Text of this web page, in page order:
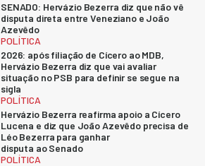
SENADO: Hervázio Bezerra diz que não vê
disputa direta entre Veneziano e João
Azevêdo
POLÍTICA
2026: após filiação de Cícero ao MDB,
Hervázio Bezerra diz que vai avaliar
situação no PSB para definir se segue na
sigla
POLÍTICA
Hervázio Bezerra reafirma apoio a Cícero
Lucena e diz que João Azevêdo precisa de
Léo Bezerra para ganhar
disputa ao Senado
POLÍTICA